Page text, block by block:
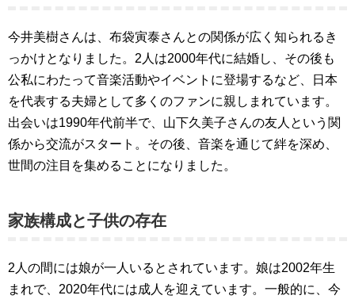
今井美樹さんは、布袋寅泰さんとの関係が広く知られるき
っかけとなりました。2人は2000年代に結婚し、その後も
公私にわたって音楽活動やイベントに登場するなど、日本
を代表する夫婦として多くのファンに親しまれています。
出会いは1990年代前半で、山下久美子さんの友人という関
係から交流がスタート。その後、音楽を通じて絆を深め、
世間の注目を集めることになりました。
家族構成と子供の存在
2人の間には娘が一人いるとされています。娘は2002年生
まれで、2020年代には成人を迎えています。一般的に、今